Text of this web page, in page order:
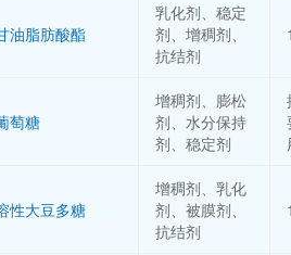
油脂肪酸酯
乳化剂、稳定
剂、增稠剂、
抗结剂
萄糖
增稠剂、膨松
剂、水分保持
剂、稳定剂
性大豆多糖
增稠剂、乳化
剂、被膜剂、
抗结剂